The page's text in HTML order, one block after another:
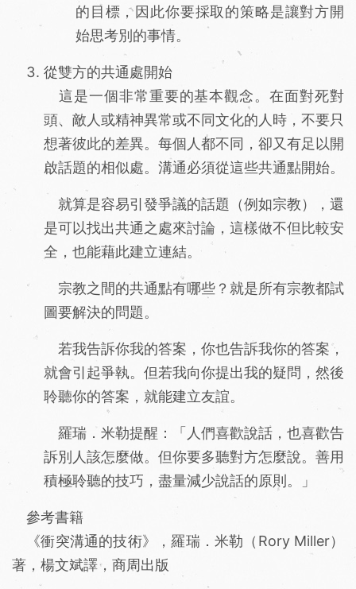
的目標，因此你要採取的策略是讓對方開
始思考別的事情。
從雙方的共通處開始
這是一個非常重要的基本觀念。在面對死對
頭、敵人或精神異常或不同文化的人時，不要只
想著彼此的差異。每個人都不同，卻又有足以開
啟話題的相似處。溝通必須從這些共通點開始。
就算是容易引發爭議的話題（例如宗教），還
是可以找出共通之處來討論，這樣做不但比較安
全，也能藉此建立連結。
宗教之間的共通點有哪些？就是所有宗教都試
圖要解決的問題。
若我告訴你我的答案，你也告訴我你的答案，
就會引起爭執。但若我向你提出我的疑問，然後
聆聽你的答案，就能建立友誼。
羅瑞．米勒提醒：「人們喜歡說話，也喜歡告
訴別人該怎麼做。但你要多聽對方怎麼說。善用
積極聆聽的技巧，盡量減少說話的原則。」
參考書籍
《衝突溝通的技術》，羅瑞．米勒（Rory Miller）
著，楊文斌譯，商周出版